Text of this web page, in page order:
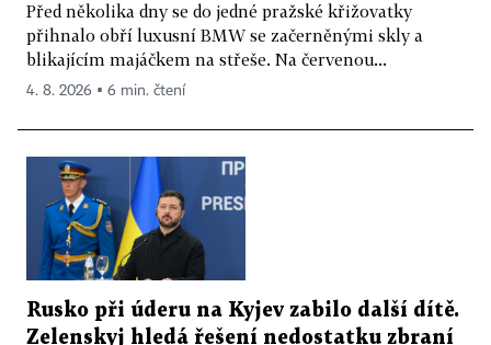
Před několika dny se do jedné pražské křižovatky
přihnalo obří luxusní BMW se začerněnými skly a
blikajícím majáčkem na střeše. Na červenou...
4. 8. 2026 ▪ 6 min. čtení
Rusko při úderu na Kyjev zabilo další dítě.
Zelenskyj hledá řešení nedostatku zbraní